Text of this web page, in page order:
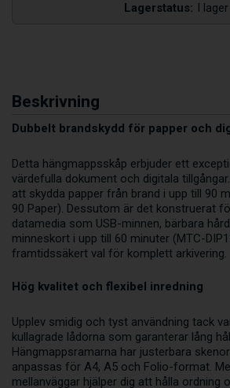
Lagerstatus: I lager
Beskrivning
Dubbelt brandskydd för papper och
Detta hängmappsskåp erbjuder ett
värdefulla dokument och digitala
att skydda papper från brand i upp till 90
90 Paper). Dessutom är det konstruerat
datamedia som USB-minnen, bärbara
minneskort i upp till 60 minuter (MTC-
framtidssäkert val för komplett arkivering.
Hög kvalitet och flexibel inredning
Upplev smidig och tyst användning tack
kullagrade lådorna som garanterar lång
Hängmappsramarna har justerbara
anpassas för A4, A5 och Folio-format.
mellanväggar hjälper dig att hålla ordning